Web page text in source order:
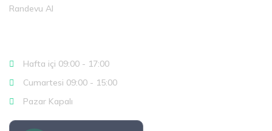
Randevu Al
Hafta içi 09:00 - 17:00
Cumartesi 09:00 - 15:00
Pazar Kapalı